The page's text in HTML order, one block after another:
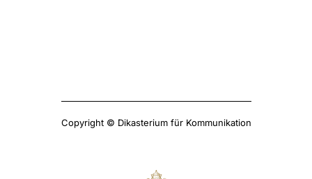
Copyright © Dikasterium für Kommunikation